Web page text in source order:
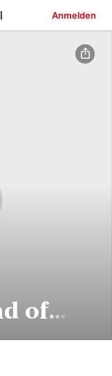
Anmelden
of